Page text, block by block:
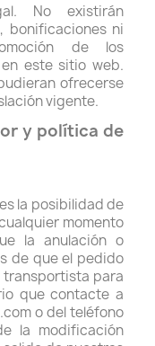
No existirán
bonificaciones ni
de los
este sitio web.
ofrecerse
vigente.
y política de
la posibilidad de
momento
la anulación o
de que el pedido
transportista para
que contacte a
o del teléfono
la modificación